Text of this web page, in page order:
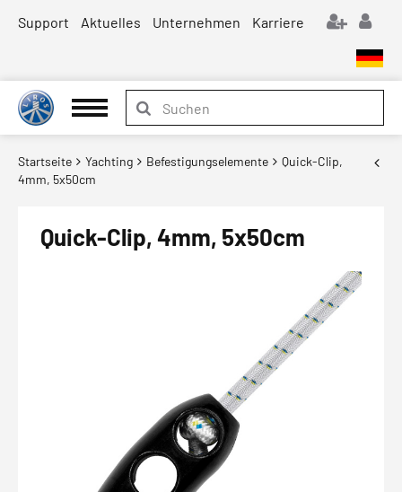
Support Aktuelles Unternehmen Karriere
Startseite Yachting Befestigungselemente
Quick-Clip,
4mm, 5x50cm
Quick-Clip, 4mm, 5x50cm